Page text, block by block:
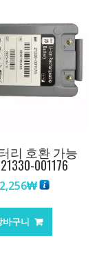
리 호환 가능
001176
₩
바구니